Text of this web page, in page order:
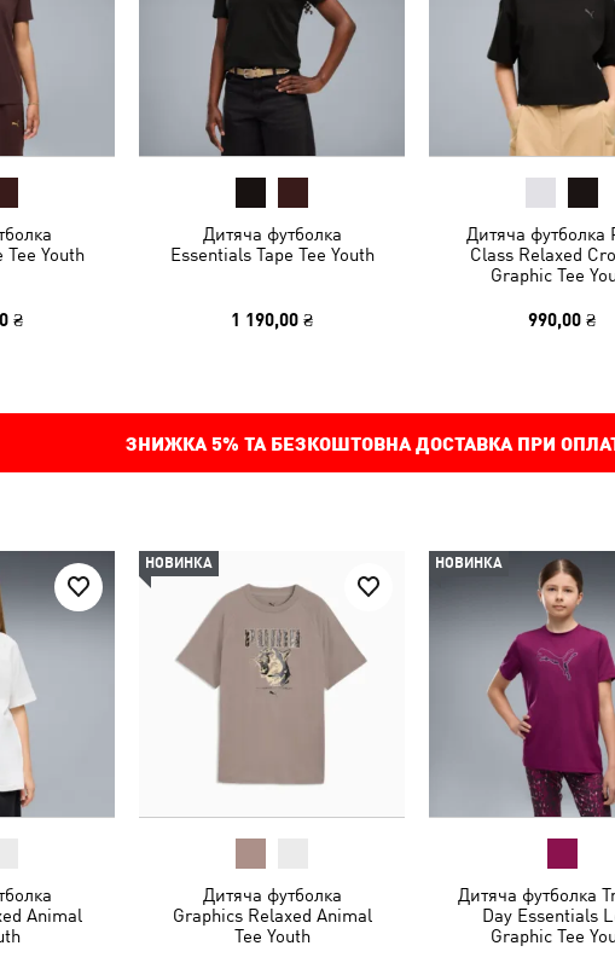
Tee Youth
₴
Дитяча футболка
Essentials Tape Tee Youth
1 190,00 ₴
Дитяча футболка
Class Relaxed
Graphic Tee
990,00 ₴
ЗНИЖКА 5% ТА БЕЗКОШТОВНА ДОСТАВКА ПРИ
Animal
НОВИНКА
Дитяча футболка
Graphics Relaxed Animal
Tee Youth
НОВИНКА
Дитяча футболка
Day Essentials
Graphic Tee